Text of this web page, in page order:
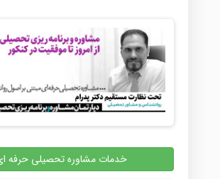
خدمات مشاوره تحصیلی حرفه